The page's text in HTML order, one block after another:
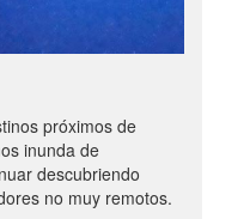
próximos de
inunda de
descubriendo
no muy remotos.